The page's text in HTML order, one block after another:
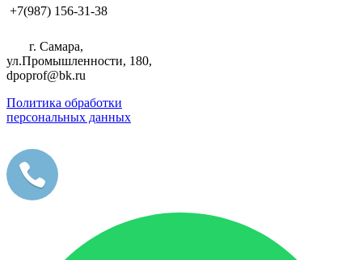
+7(987) 156-31-38
г. Самара,
ул.Промышленности, 180,
dpoprof@bk.ru
Политика обработки
персональных данных